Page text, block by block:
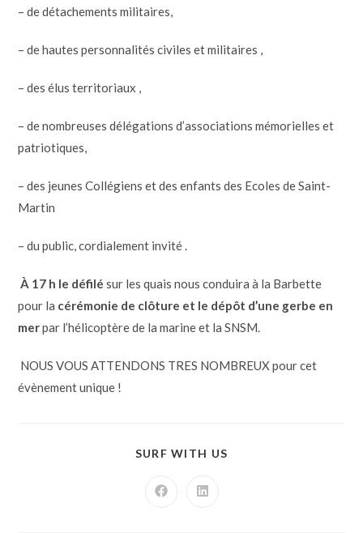
– de détachements militaires,
– de hautes personnalités civiles et militaires ,
– des élus territoriaux ,
– de nombreuses délégations d’associations mémorielles et
patriotiques,
– des jeunes Collégiens et des enfants des Ecoles de Saint-
Martin
– du public, cordialement invité .
À 17 h le défilé sur les quais nous conduira à la Barbette
pour la cérémonie de clôture et le dépôt d’une gerbe en
merpar l’hélicoptère de la marine et la SNSM.
NOUS VOUS ATTENDONS TRES NOMBREUX pour cet
évènement unique !
SURF WITH US